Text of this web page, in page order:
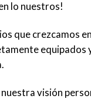
lo nuestros!
que crezcamos
equipados
nuestra visión